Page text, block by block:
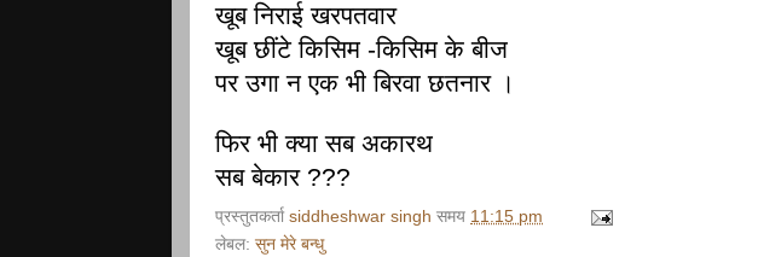
खूब निराई खरपतवार
खूब छींटे किसिम -किसिम के बीज
पर उगा न एक भी बिरवा छतनार ।
फिर भी क्या सब अकारथ
सब बेकार ???
प्रस्तुतकर्ता siddheshwar singh समय 11:15 pm
लेबल: सुन मेरे बन्धु